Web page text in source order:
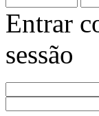
Entrar
sessão